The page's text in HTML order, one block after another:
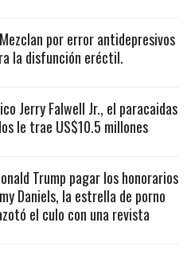
por error antidepresivos
la disfunción eréctil.
Jerry Falwell Jr., el paracaidas
le trae US$10.5 millones
Trump pagar los honorarios
Daniels, la estrella de porno
el culo con una revista